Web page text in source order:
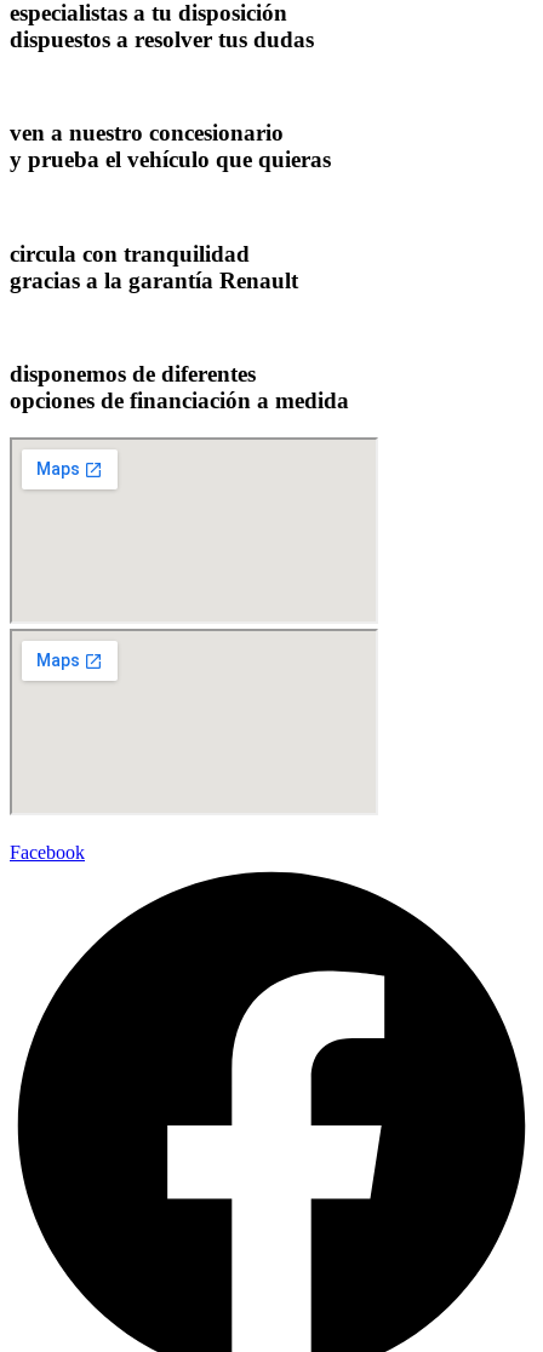
especialistas a tu disposición
dispuestos a resolver tus dudas
ven a nuestro concesionario
y prueba el vehículo que quieras
circula con tranquilidad
gracias a la garantía Renault
disponemos de diferentes
opciones de financiación a medida
Facebook